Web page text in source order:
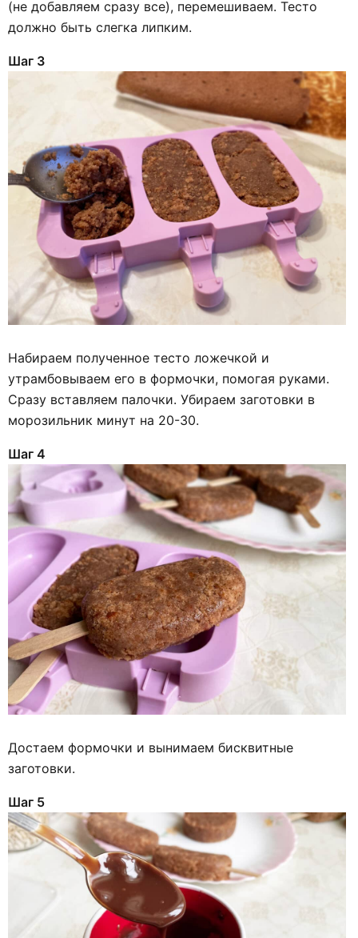
(не добавляем сразу все), перемешиваем. Тесто
должно быть слегка липким.
Шаг 3
Набираем полученное тесто ложечкой и
утрамбовываем его в формочки, помогая руками.
Сразу вставляем палочки. Убираем заготовки в
морозильник минут на 20-30.
Шаг 4
Достаем формочки и вынимаем бисквитные
заготовки.
Шаг 5